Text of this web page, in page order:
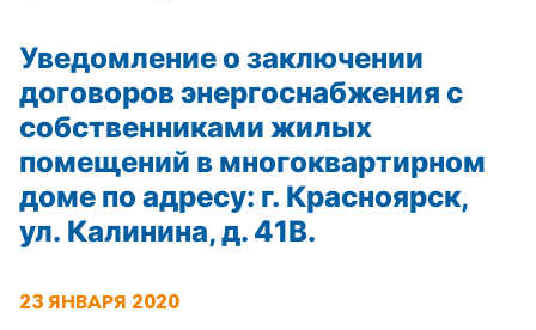
Уведомление о заключении
договоров энергоснабжения с
собственниками жилых
помещений в многоквартирном
доме по адресу: г. Красноярск,
ул. Калинина, д. 41В.
23 ЯНВАРЯ 2020